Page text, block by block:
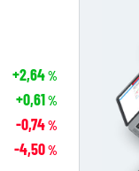
+2,64%
+0,61%
-0,74%
-4,50%